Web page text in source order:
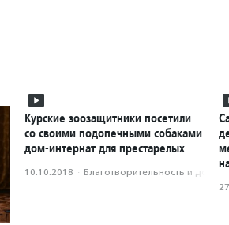
Курские зоозащитники посетили
со своими подопечными собаками
дом-интернат для престарелых
10.10.2018 · Благотвори­тель­ность и